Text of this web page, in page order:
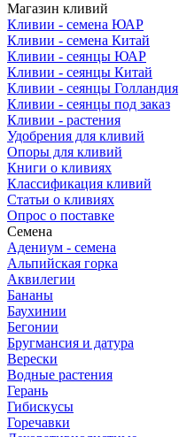
Магазин кливий
Кливии - семена ЮАР
Кливии - семена Китай
Кливии - сеянцы ЮАР
Кливии - сеянцы Китай
Кливии - сеянцы Голландия
Кливии - сеянцы под заказ
Кливии - растения
Удобрения для кливий
Опоры для кливий
Книги о кливиях
Классификация кливий
Статьи о кливиях
Опрос о поставке
Семена
Адениум - семена
Альпийская горка
Аквилегии
Бананы
Баухинии
Бегонии
Бругмансия и датура
Верески
Водные растения
Герань
Гибискусы
Горечавки